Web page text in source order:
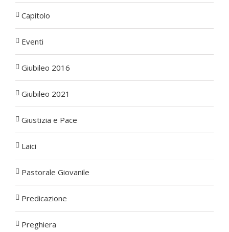
Capitolo
Eventi
Giubileo 2016
Giubileo 2021
Giustizia e Pace
Laici
Pastorale Giovanile
Predicazione
Preghiera